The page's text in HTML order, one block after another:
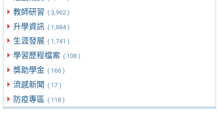
教師研習 ( 3,962 )
升學資訊 ( 1,884 )
生涯發展 ( 1,741 )
學習歷程檔案 ( 108 )
獎助學金 ( 166 )
流感新聞 ( 17 )
防疫專區 ( 118 )